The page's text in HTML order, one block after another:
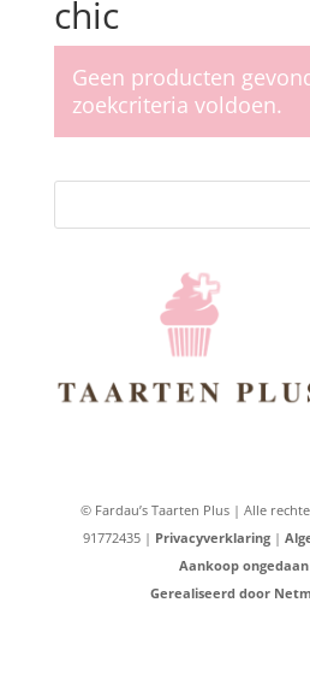
chic
Geen producten
zoekcriteria voldoen.
© Fardau’s Taarten Plus | Alle
91772435 | Privacyverklaring|
Aankoop
Gerealiseerd door